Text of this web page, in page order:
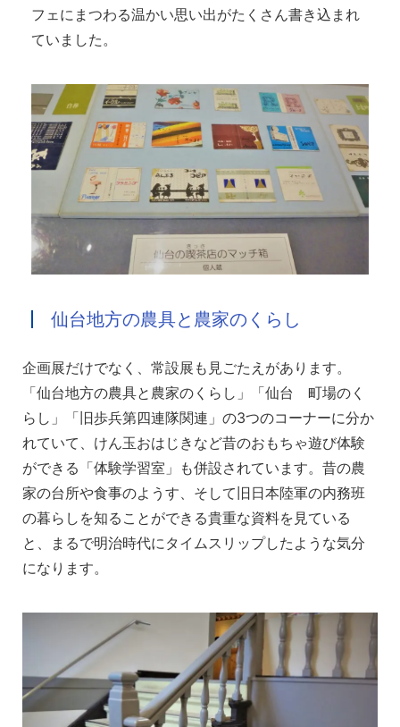
フェにまつわる温かい思い出がたくさん書き込まれ
ていました。
仙台地方の農具と農家のくらし
企画展だけでなく、常設展も見ごたえがあります。
「仙台地方の農具と農家のくらし」「仙台 町場のく
らし」「旧歩兵第四連隊関連」の3つのコーナーに分か
れていて、けん玉おはじきなど昔のおもちゃ遊び体験
ができる「体験学習室」も併設されています。昔の農
家の台所や食事のようす、そして旧日本陸軍の内務班
の暮らしを知ることができる貴重な資料を見ている
と、まるで明治時代にタイムスリップしたような気分
になります。